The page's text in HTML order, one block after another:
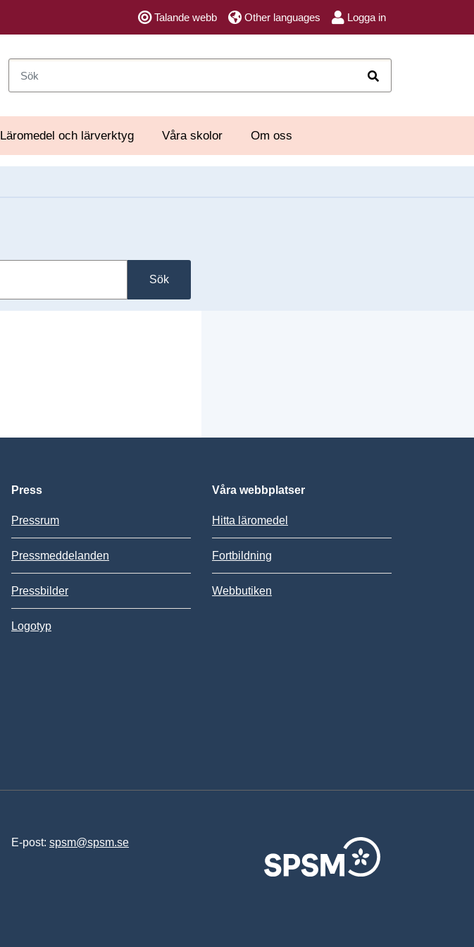
Talande webb Other languages Logga in
Läromedel och lärverktyg Våra skolor Om oss
Sök
Press
Pressrum
Pressmeddelanden
Pressbilder
Logotyp
Våra webbplatser
Hitta läromedel
Fortbildning
Webbutiken
E-post: spsm@spsm.se